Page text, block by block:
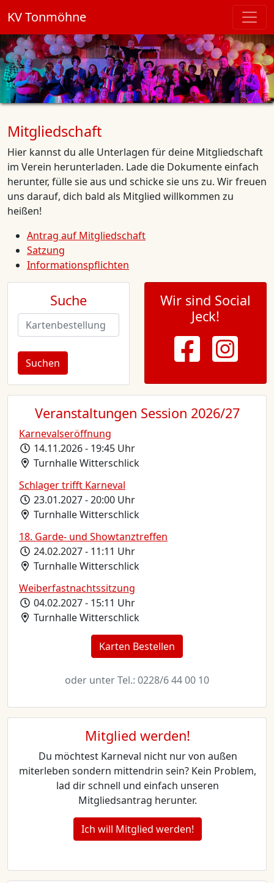
KV Tonmöhne
Mitgliedschaft
Hier kannst du alle Unterlagen für deine Mitgliedschaft
im Verein herunterladen. Lade die Dokumente einfach
herunter, fülle sie aus und schicke sie uns zu. Wir freuen
uns darauf, dich bald als Mitglied willkommen zu
heißen!
Antrag auf Mitgliedschaft
Satzung
Informationspflichten
Suche
Wir sind Social
Jeck!
Veranstaltungen Session 2026/27
Karnevalseröffnung
14.11.2026 - 19:45 Uhr
Turnhalle Witterschlick
Schlager trifft Karneval
23.01.2027 - 20:00 Uhr
Turnhalle Witterschlick
18. Garde- und Showtanztreffen
24.02.2027 - 11:11 Uhr
Turnhalle Witterschlick
Weiberfastnachtssitzung
04.02.2027 - 15:11 Uhr
Turnhalle Witterschlick
Karten Bestellen
oder unter Tel.: 0228/6 44 00 10
Mitglied werden!
Du möchtest Karneval nicht nur von außen
miterleben sondern mittendrin sein? Kein Problem,
lad dir schnell und einfach unseren
Mitgliedsantrag herunter.
Ich will Mitglied werden!